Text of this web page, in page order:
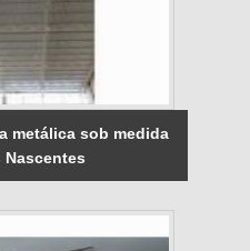
metálica sob medida
Nascentes